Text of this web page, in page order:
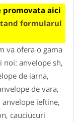
promovata aici
formularul
va ofera o gama
noi: anvelope sh,
de iarna,
de vara,
ieftine,
cauciucuri